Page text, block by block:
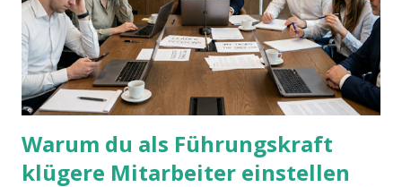
Warum du als Führungskraft
klügere Mitarbeiter einstellen